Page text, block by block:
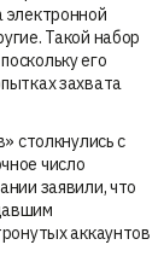
электронной
Такой набор
его
захвата
столкнулись с
число
заявили, что
аккаунтов